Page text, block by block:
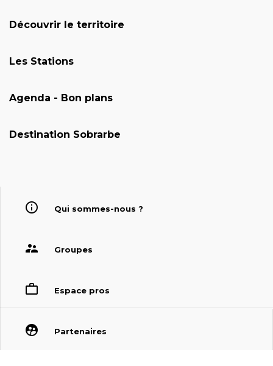
Découvrir le territoire
Les Stations
Agenda - Bon plans
Destination Sobrarbe
Qui sommes-nous ?
Groupes
Espace pros
Partenaires